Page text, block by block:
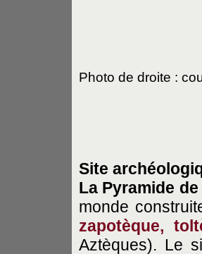
Photo de droite :
Site
La Pyramide de
monde
zapotèque,
Aztèques). Le